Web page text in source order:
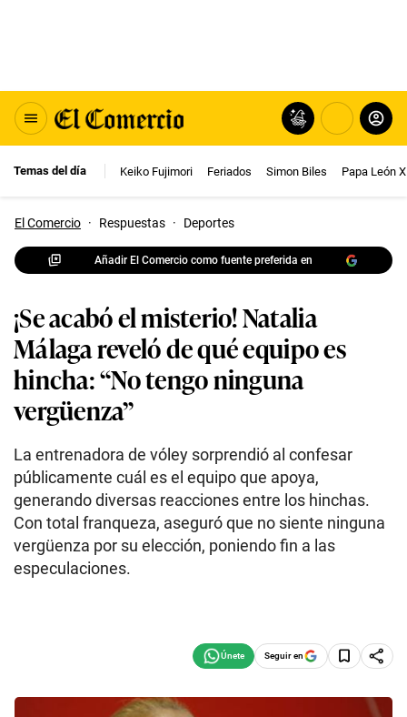
Temas del día Keiko Fujimori Feriados Simon Biles Papa León
El Comercio · Respuestas · Deportes
Añadir El Comercio como fuente preferida en
¡Se acabó el misterio! Natalia
Málaga reveló de qué equipo es
hincha: “No tengo ninguna
vergüenza”
La entrenadora de vóley sorprendió al confesar
públicamente cuál es el equipo que apoya,
generando diversas reacciones entre los hinchas.
Con total franqueza, aseguró que no siente ninguna
vergüenza por su elección, poniendo fin a las
especulaciones.
Seguir en